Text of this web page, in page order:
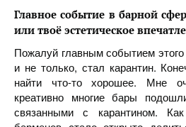
Главное событие в барной
или твоё эстетическое
Пожалуй главным событием
и не только, стал карантин.
найти что-то хорошее. Мне
креативно многие бары
связанными с карантином.